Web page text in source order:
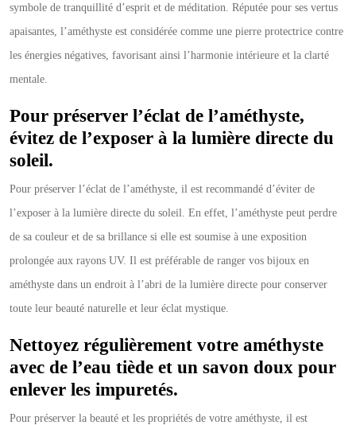
symbole de tranquillité d’esprit et de méditation. Réputée pour ses vertus
apaisantes, l’améthyste est considérée comme une pierre protectrice contre
les énergies négatives, favorisant ainsi l’harmonie intérieure et la clarté
mentale.
Pour préserver l’éclat de l’améthyste,
évitez de l’exposer à la lumière directe du
soleil.
Pour préserver l’éclat de l’améthyste, il est recommandé d’éviter de
l’exposer à la lumière directe du soleil. En effet, l’améthyste peut perdre
de sa couleur et de sa brillance si elle est soumise à une exposition
prolongée aux rayons UV. Il est préférable de ranger vos bijoux en
améthyste dans un endroit à l’abri de la lumière directe pour conserver
toute leur beauté naturelle et leur éclat mystique.
Nettoyez régulièrement votre améthyste
avec de l’eau tiède et un savon doux pour
enlever les impuretés.
Pour préserver la beauté et les propriétés de votre améthyste, il est